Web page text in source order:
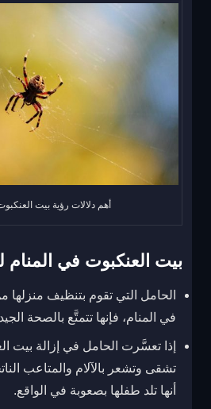
أهم دلالات رؤية بيت
بيت العنكبوت في المنام
الحامل التي تقوم بتنظيف منزلها
في المنام، فإنها تتمتَّع بالصحة
إذا تعسَّرت الحامل في إزالة بيت
تشقى وتشعر بالآلام والمتاعب
أنها تلد طفلها بصعوبة في الواقع.